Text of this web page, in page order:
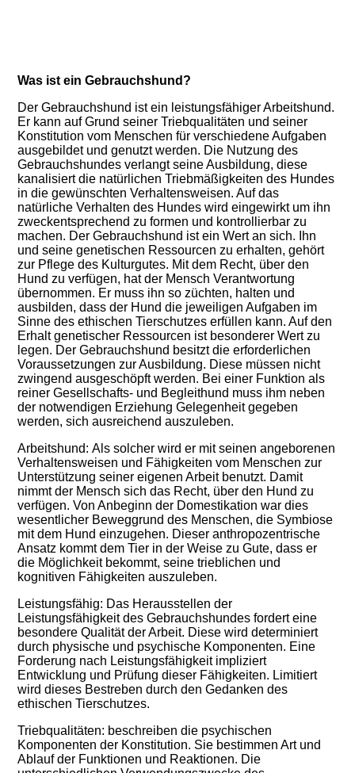
Was ist ein Gebrauchshund?
Der Gebrauchshund ist ein leistungsfähiger Arbeitshund.
Er kann auf Grund seiner Triebqualitäten und seiner
Konstitution vom Menschen für verschiedene Aufgaben
ausgebildet und genutzt werden. Die Nutzung des
Gebrauchshundes verlangt seine Ausbildung, diese
kanalisiert die natürlichen Triebmäßigkeiten des Hundes
in die gewünschten Verhaltensweisen. Auf das
natürliche Verhalten des Hundes wird eingewirkt um ihn
zweckentsprechend zu formen und kontrollierbar zu
machen. Der Gebrauchshund ist ein Wert an sich. Ihn
und seine genetischen Ressourcen zu erhalten, gehört
zur Pflege des Kulturgutes. Mit dem Recht, über den
Hund zu verfügen, hat der Mensch Verantwortung
übernommen. Er muss ihn so züchten, halten und
ausbilden, dass der Hund die jeweiligen Aufgaben im
Sinne des ethischen Tierschutzes erfüllen kann. Auf den
Erhalt genetischer Ressourcen ist besonderer Wert zu
legen. Der Gebrauchshund besitzt die erforderlichen
Voraussetzungen zur Ausbildung. Diese müssen nicht
zwingend ausgeschöpft werden. Bei einer Funktion als
reiner Gesellschafts- und Begleithund muss ihm neben
der notwendigen Erziehung Gelegenheit gegeben
werden, sich ausreichend auszuleben.
Arbeitshund: Als solcher wird er mit seinen angeborenen
Verhaltensweisen und Fähigkeiten vom Menschen zur
Unterstützung seiner eigenen Arbeit benutzt. Damit
nimmt der Mensch sich das Recht, über den Hund zu
verfügen. Von Anbeginn der Domestikation war dies
wesentlicher Beweggrund des Menschen, die Symbiose
mit dem Hund einzugehen. Dieser anthropozentrische
Ansatz kommt dem Tier in der Weise zu Gute, dass er
die Möglichkeit bekommt, seine trieblichen und
kognitiven Fähigkeiten auszuleben.
Leistungsfähig: Das Herausstellen der
Leistungsfähigkeit des Gebrauchshundes fordert eine
besondere Qualität der Arbeit. Diese wird determiniert
durch physische und psychische Komponenten. Eine
Forderung nach Leistungsfähigkeit impliziert
Entwicklung und Prüfung dieser Fähigkeiten. Limitiert
wird dieses Bestreben durch den Gedanken des
ethischen Tierschutzes.
Triebqualitäten: beschreiben die psychischen
Komponenten der Konstitution. Sie bestimmen Art und
Ablauf der Funktionen und Reaktionen. Die